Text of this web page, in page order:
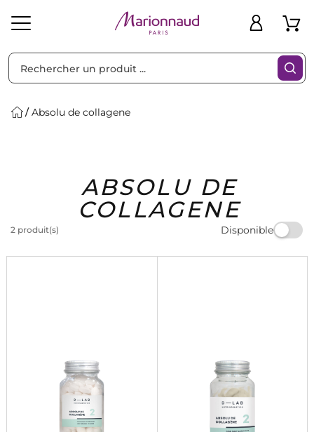
Homme Marques Idées
Cadeaux
Absolu de collagene
ABSOLU DE
COLLAGENE
2 produit(s) Disponible
Filtres